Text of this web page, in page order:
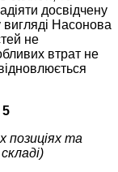
досвідчену
Насонова
не
втрат не
5
позиціях та